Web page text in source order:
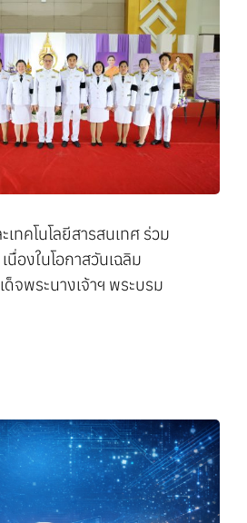
ทคโนโลยีสารสนเทศ ร่วม
นื่องในโอกาสวันเฉลิม
จพระนางเจ้าฯ พระบรม